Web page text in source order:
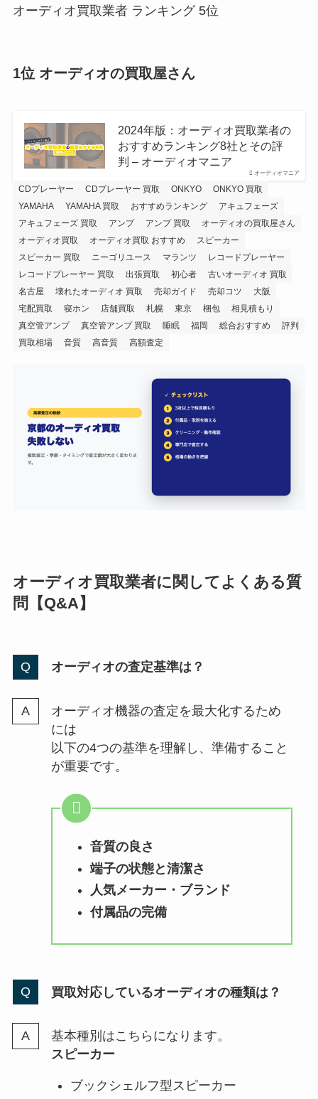
オーディオ買取業者 ランキング 5位
1位 オーディオの買取屋さん
オーディオマニア
2024年版：オーディオ買取業者の
おすすめランキング8社とその評
判 – オーディオマニア
CDプレーヤー CDプレーヤー 買取 ONKYO
ONKYO 買取
YAMAHA
YAMAHA 買取 おすすめランキング
アキュフェーズ
アキュフェーズ 買取
アンプ アンプ 買取
オーディオの買取屋さん
オーディオ買取
オーディオ買取 おすすめ
スピーカー
スピーカー 買取
ニーゴリユース マランツ
レコードプレーヤー
レコードプレーヤー 買取
出張買取 初心者
古いオーディオ 買取
名古屋
壊れたオーディオ 買取 売却ガイド 売却コツ
大阪
宅配買取
寝ホン 店舗買取 札幌 東京 梱包
相見積もり
真空管アンプ
真空管アンプ 買取 睡眠 福岡 総合おすすめ
評判
買取相場
音質 高音質 高額査定
オーディオ買取業者に関してよくある質
問【Q&A】
オーディオの査定基準は？
オーディオ機器の査定を最大化するため
には
以下の4つの基準を理解し、準備すること
が重要です。
音質の良さ
端子の状態と清潔さ
人気メーカー・ブランド
付属品の完備
買取対応しているオーディオの種類は？
基本種別はこちらになります。
スピーカー
ブックシェルフ型スピーカー